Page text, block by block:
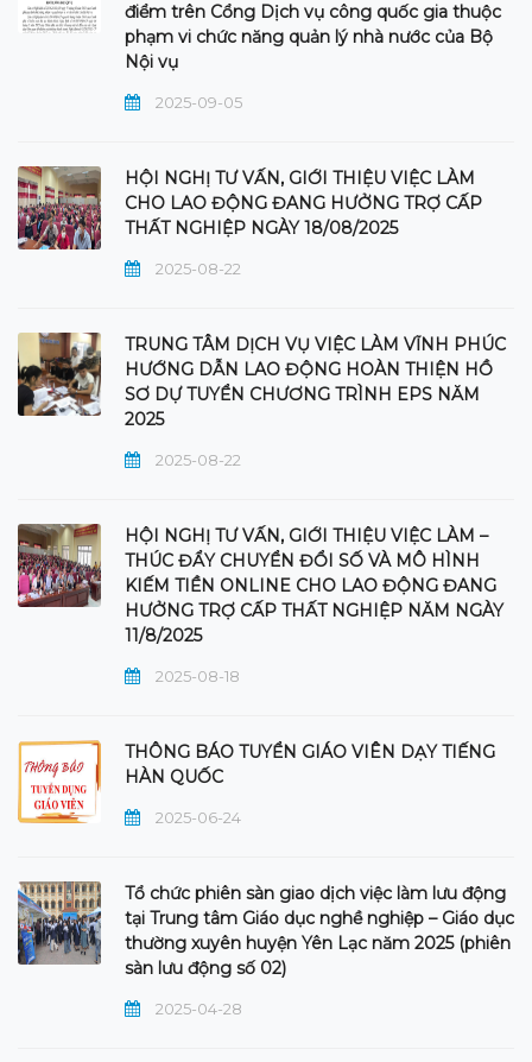
điểm trên Cổng Dịch vụ công quốc gia thuộc
phạm vi chức năng quản lý nhà nước của Bộ
Nội vụ
2025-09-05
HỘI NGHỊ TƯ VẤN, GIỚI THIỆU VIỆC LÀM
CHO LAO ĐỘNG ĐANG HƯỞNG TRỢ CẤP
THẤT NGHIỆP NGÀY 18/08/2025
2025-08-22
TRUNG TÂM DỊCH VỤ VIỆC LÀM VĨNH PHÚC
HƯỚNG DẪN LAO ĐỘNG HOÀN THIỆN HỒ
SƠ DỰ TUYỂN CHƯƠNG TRÌNH EPS NĂM
2025
2025-08-22
HỘI NGHỊ TƯ VẤN, GIỚI THIỆU VIỆC LÀM –
THÚC ĐẨY CHUYỂN ĐỔI SỐ VÀ MÔ HÌNH
KIẾM TIỀN ONLINE CHO LAO ĐỘNG ĐANG
HƯỞNG TRỢ CẤP THẤT NGHIỆP NĂM NGÀY
11/8/2025
2025-08-18
THÔNG BÁO TUYỂN GIÁO VIÊN DẠY TIẾNG
HÀN QUỐC
2025-06-24
Tổ chức phiên sàn giao dịch việc làm lưu động
tại Trung tâm Giáo dục nghề nghiệp – Giáo dục
thường xuyên huyện Yên Lạc năm 2025 (phiên
sàn lưu động số 02)
2025-04-28